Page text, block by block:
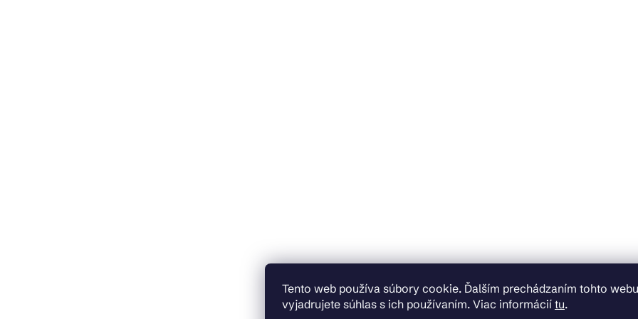
Tento web používa súbory cookie. Ďalším prechádzaním tohto webu
vyjadrujete súhlas s ich používaním. Viac informácií tu.